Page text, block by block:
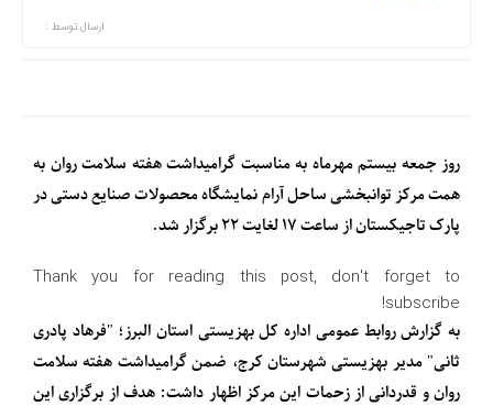
ارسال توسط :
روز جمعه بیستم مهرماه به مناسبت گرامیداشت هفته سلامت روان به
همت مرکز توانبخشی ساحل آرام نمایشگاه محصولات صنایع دستی در
پارک تاجیکستان از ساعت ۱۷ لغایت ۲۲ برگزار شد.
Thank you for reading this post, don't forget to
subscribe!
به گزارش روابط عمومی اداره کل بهزیستی استان البرز؛ "فرهاد پادری
ثانی" مدیر بهزیستی شهرستان کرج، ضمن گرامیداشت هفته سلامت
روان و قدردانی از زحمات این مرکز اظهار داشت: هدف از برگزاری این